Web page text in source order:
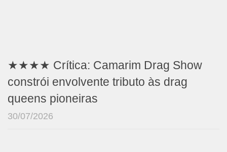
★★★★ Crítica: Camarim Drag Show
constrói envolvente tributo às drag
queens pioneiras
30/07/2026